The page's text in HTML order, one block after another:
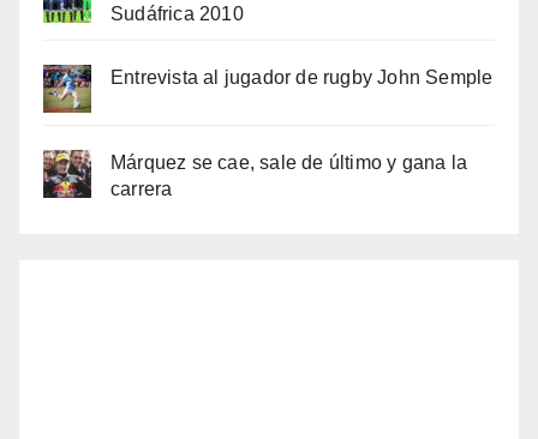
Sudáfrica 2010
Entrevista al jugador de rugby John Semple
Márquez se cae, sale de último y gana la
carrera